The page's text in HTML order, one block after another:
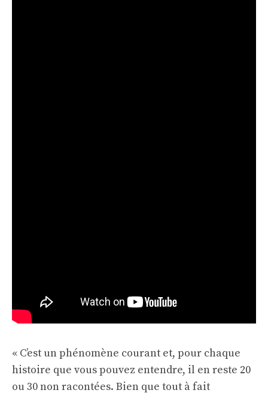
« C’est un phénomène courant et, pour chaque
histoire que vous pouvez entendre, il en reste 20
ou 30 non racontées. Bien que tout à fait